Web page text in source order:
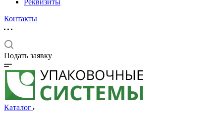
Реквизиты
Контакты
Подать заявку
Каталог